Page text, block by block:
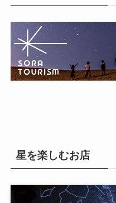
星を楽しむお店